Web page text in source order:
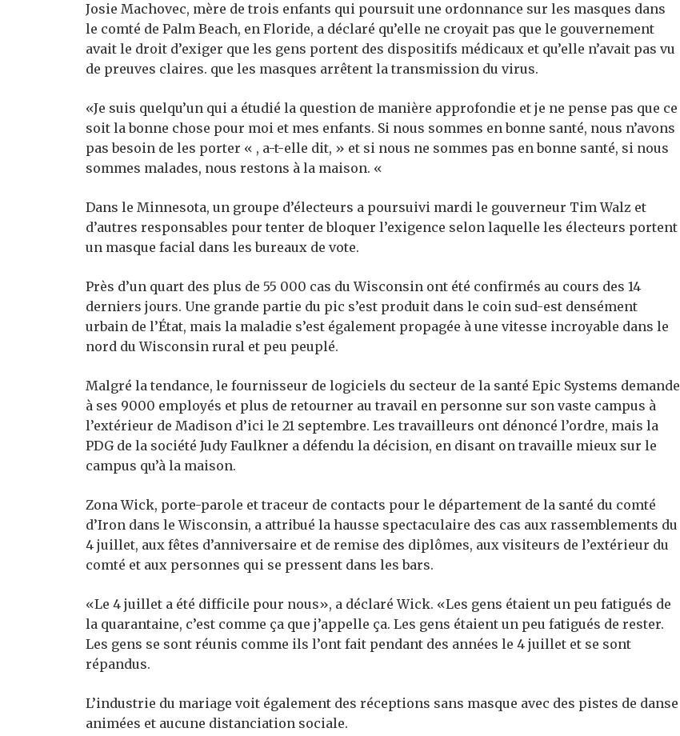
Josie Machovec, mère de trois enfants qui poursuit une ordonnance sur les masques dans
le comté de Palm Beach, en Floride, a déclaré qu’elle ne croyait pas que le gouvernement
avait le droit d’exiger que les gens portent des dispositifs médicaux et qu’elle n’avait pas vu
de preuves claires. que les masques arrêtent la transmission du virus.
«Je suis quelqu’un qui a étudié la question de manière approfondie et je ne pense pas que ce
soit la bonne chose pour moi et mes enfants. Si nous sommes en bonne santé, nous n’avons
pas besoin de les porter « , a-t-elle dit, » et si nous ne sommes pas en bonne santé, si nous
sommes malades, nous restons à la maison. «
Dans le Minnesota, un groupe d’électeurs a poursuivi mardi le gouverneur Tim Walz et
d’autres responsables pour tenter de bloquer l’exigence selon laquelle les électeurs portent
un masque facial dans les bureaux de vote.
Près d’un quart des plus de 55 000 cas du Wisconsin ont été confirmés au cours des 14
derniers jours. Une grande partie du pic s’est produit dans le coin sud-est densément
urbain de l’État, mais la maladie s’est également propagée à une vitesse incroyable dans le
nord du Wisconsin rural et peu peuplé.
Malgré la tendance, le fournisseur de logiciels du secteur de la santé Epic Systems demande
à ses 9000 employés et plus de retourner au travail en personne sur son vaste campus à
l’extérieur de Madison d’ici le 21 septembre. Les travailleurs ont dénoncé l’ordre, mais la
PDG de la société Judy Faulkner a défendu la décision, en disant on travaille mieux sur le
campus qu’à la maison.
Zona Wick, porte-parole et traceur de contacts pour le département de la santé du comté
d’Iron dans le Wisconsin, a attribué la hausse spectaculaire des cas aux rassemblements du
4 juillet, aux fêtes d’anniversaire et de remise des diplômes, aux visiteurs de l’extérieur du
comté et aux personnes qui se pressent dans les bars.
«Le 4 juillet a été difficile pour nous», a déclaré Wick. «Les gens étaient un peu fatigués de
la quarantaine, c’est comme ça que j’appelle ça. Les gens étaient un peu fatigués de rester.
Les gens se sont réunis comme ils l’ont fait pendant des années le 4 juillet et se sont
répandus.
L’industrie du mariage voit également des réceptions sans masque avec des pistes de danse
animées et aucune distanciation sociale.